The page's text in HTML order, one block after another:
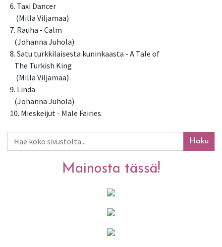
6. Taxi Dancer
(Milla Viljamaa)
7. Rauha - Calm
(Johanna Juhola)
8. Satu turkkilaisesta kuninkaasta - A Tale of
The Turkish King
(Milla Viljamaa)
9. Linda
(Johanna Juhola)
10. Mieskeijut - Male Fairies
Haku
Mainosta tässä!